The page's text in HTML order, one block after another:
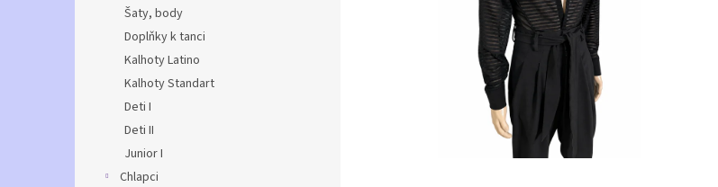
Šaty, body
Doplňky k tanci
Kalhoty Latino
Kalhoty Standart
Deti I
Deti II
Junior I
Chlapci